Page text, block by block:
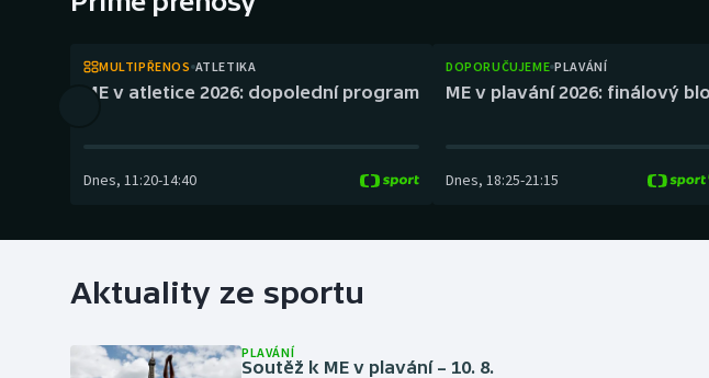
Gymnastika Plážový volejbal
MULTIPŘENOS ATLETIKA
ME v atletice 2026: dopolední program
Dnes, 11:20-14:40
DOPORUČUJEME PLAVÁNÍ
ME v plavání 2026: finálový
Dnes, 18:25-21:15
Aktuality ze sportu
PLAVÁNÍ
Soutěž k ME v plavání – 10. 8.